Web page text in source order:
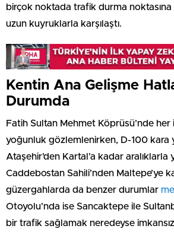
birçok noktada trafik durma
uzun kuyruklarla karşılaştı.
Kentin Ana Gelişme
Durumda
Fatih Sultan Mehmet Köprüsü’nde
yoğunluk gözlemlenirken, D-100 kara
Ataşehir’den Kartal’a kadar aralıklarla
Caddebostan Sahili’nden Maltepe’ye
güzergahlarda da benzer durumlar
Otoyolu’nda ise Sancaktepe ile
bir trafik sağlamak neredeyse